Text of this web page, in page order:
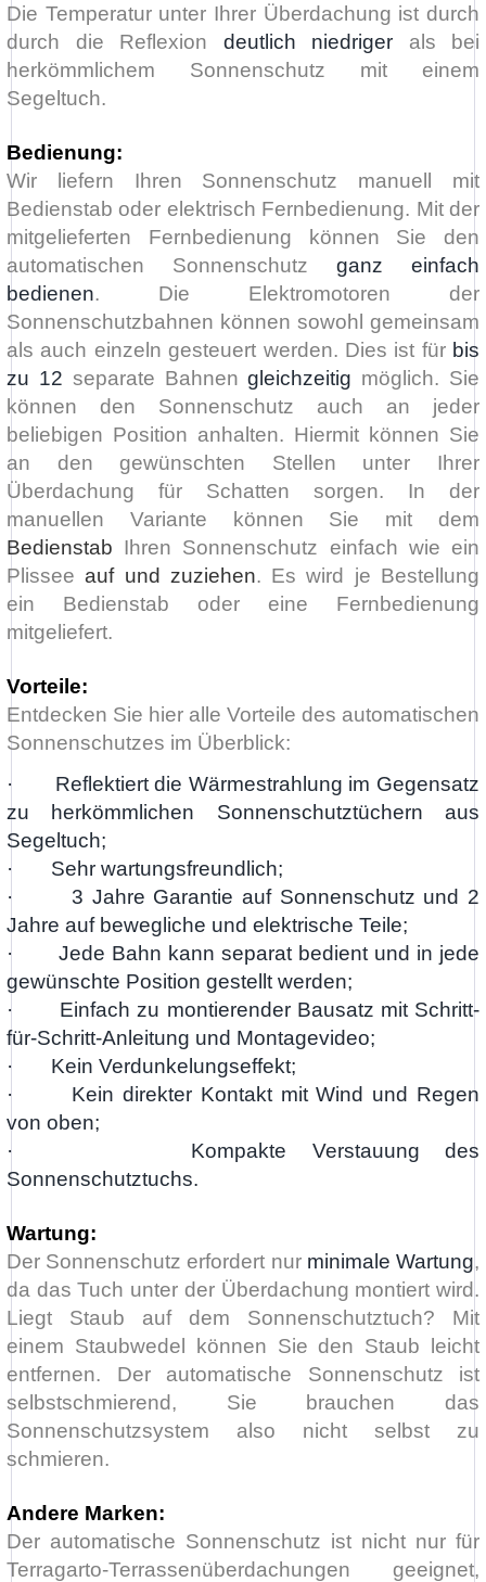
Die Temperatur unter Ihrer Überdachung ist durch
durch die Reflexion deutlich niedriger als bei
herkömmlichem Sonnenschutz mit einem
Segeltuch.
Bedienung:
Wir liefern Ihren Sonnenschutz manuell mit
Bedienstab oder elektrisch Fernbedienung. Mit der
mitgelieferten Fernbedienung können Sie den
automatischen Sonnenschutz ganz einfach
bedienen. Die Elektromotoren der
Sonnenschutzbahnen können sowohl gemeinsam
als auch einzeln gesteuert werden. Dies ist für bis
zu 12 separate Bahnengleichzeitig möglich. Sie
können den Sonnenschutz auch an jeder
beliebigen Position anhalten. Hiermit können Sie
an den gewünschten Stellen unter Ihrer
Überdachung für Schatten sorgen. In der
manuellen Variante können Sie mit dem
Bedienstab Ihren Sonnenschutz einfach wie ein
Plisseeauf und zuziehen. Es wird je Bestellung
ein Bedienstab oder eine Fernbedienung
mitgeliefert.
Vorteile:
Entdecken Sie hier alle Vorteile des automatischen
Sonnenschutzes im Überblick:
· Reflektiert die Wärmestrahlung im Gegensatz
zu herkömmlichen Sonnenschutztüchern aus
Segeltuch;
· Sehr wartungsfreundlich;
· 3 Jahre Garantie auf Sonnenschutz und 2
Jahre auf bewegliche und elektrische Teile;
· Jede Bahn kann separat bedient und in jede
gewünschte Position gestellt werden;
· Einfach zu montierender Bausatz mit Schritt-
für-Schritt-Anleitung und Montagevideo;
· Kein Verdunkelungseffekt;
· Kein direkter Kontakt mit Wind und Regen
von oben;
· Kompakte Verstauung des
Sonnenschutztuchs.
Wartung:
Der Sonnenschutz erfordert nur minimale Wartung,
da das Tuch unter der Überdachung montiert wird.
Liegt Staub auf dem Sonnenschutztuch? Mit
einem Staubwedel können Sie den Staub leicht
entfernen. Der automatische Sonnenschutz ist
selbstschmierend, Sie brauchen das
Sonnenschutzsystem also nicht selbst zu
schmieren.
Andere Marken:
Der automatische Sonnenschutz ist nicht nur für
Terragarto-Terrassenüberdachungen geeignet,